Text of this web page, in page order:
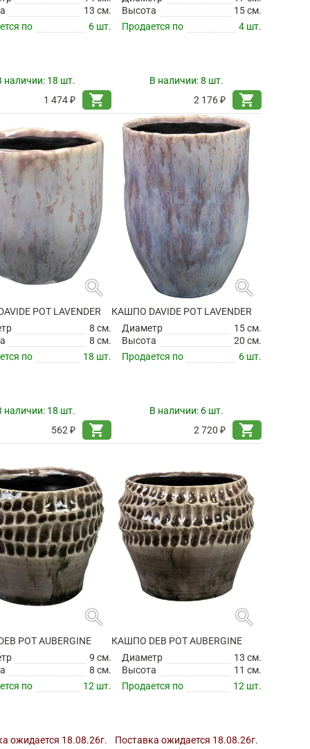
13 см.
по
6 шт.
наличии: 18 шт.
1 474 ₽
shopping_cart
Высота
15 см.
Продается по
4 шт.
В наличии:8 шт.
2 176 ₽
shopping_cart
search
POT LAVENDER
8 см.
8 см.
по
18 шт.
наличии: 18 шт.
562 ₽
shopping_cart
search
КАШПО DAVIDE POT LAVENDER
Диаметр
15 см.
Высота
20 см.
Продается по
6 шт.
В наличии: 6 шт.
2 720 ₽
shopping_cart
search
POT AUBERGINE
9 см.
8 см.
по
12 шт.
ожидается 18.08.26г.
search
КАШПО DEB POT AUBERGINE
Диаметр
13 см.
Высота
11 см.
Продается по
12 шт.
Поставка ожидается 18.08.26г.